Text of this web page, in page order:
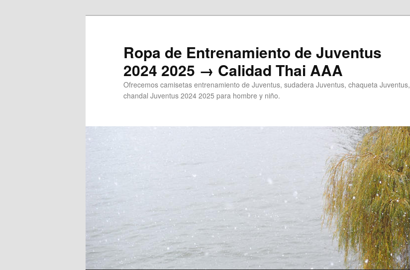
Ropa de Entrenamiento de Juventus
2024 2025 → Calidad Thai AAA
Ofrecemos camisetas entrenamiento de Juventus, sudadera Juventus, chaqueta Juventus,
chandal Juventus 2024 2025 para hombre y niño.